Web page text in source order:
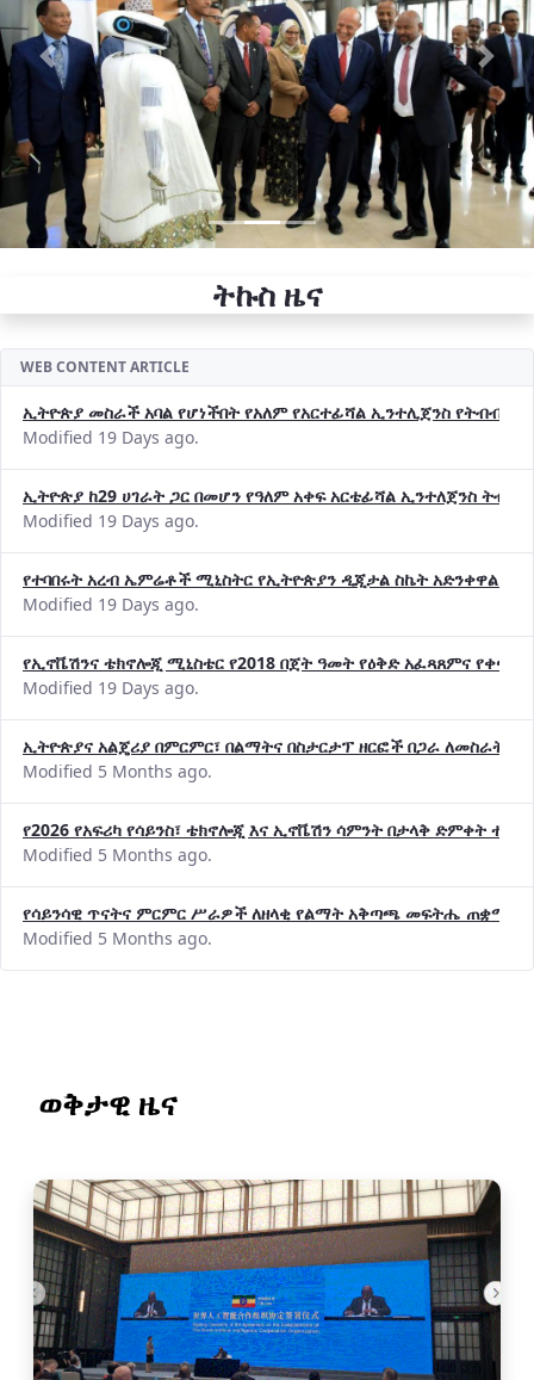
Previous Next
ትኩስ ዜና
WEB CONTENT ARTICLE
ኢትዮጵያ መስራች አባል የሆነችበት የአለም የአርተፊሻል ኢንተሊጀንስ የትብብር
Modified 19 Days ago.
ኢትዮጵያ ከ29 ሀገራት ጋር በመሆን የዓለም አቀፍ አርቴፊሻል ኢንተለጀንስ
Modified 19 Days ago.
የተባበሩት አረብ ኤምሬቶች ሚኒስትር የኢትዮጵያን ዲጂታል ስኬት አድንቀዋል
Modified 19 Days ago.
የኢኖቬሽንና ቴክኖሎጂ ሚኒስቴር የ2018 በጀት ዓመት የዕቅድ አፈጻጸምና
Modified 19 Days ago.
ኢትዮጵያና አልጄሪያ በምርምር፣ በልማትና በስታርታፕ ዘርፎች በጋራ ለመስራት
Modified 5 Months ago.
የ2026 የአፍሪካ የሳይንስ፣ ቴክኖሎጂ እና ኢኖቬሽን ሳምንት በታላቅ ድምቀት
Modified 5 Months ago.
የሳይንሳዊ ጥናትና ምርምር ሥራዎች ለዘላቂ የልማት አቅጣጫ መፍትሔ ጠቋሚ
Modified 5 Months ago.
ወቅታዊ ዜና